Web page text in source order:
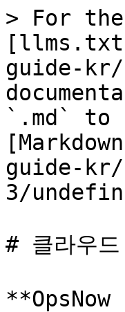
> For
guide-
`.md` to
guide-
3/
# 클라우